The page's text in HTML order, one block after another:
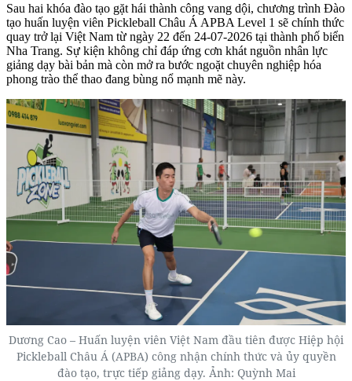
Sau hai khóa đào tạo gặt hái thành công vang dội, chương trình Đào
tạo huấn luyện viên Pickleball Châu Á APBA Level 1 sẽ chính thức
quay trở lại Việt Nam từ ngày 22 đến 24-07-2026 tại thành phố biển
Nha Trang. Sự kiện không chỉ đáp ứng cơn khát nguồn nhân lực
giảng dạy bài bản mà còn mở ra bước ngoặt chuyên nghiệp hóa
phong trào thể thao đang bùng nổ mạnh mẽ này.
Dương Cao – Huấn luyện viên Việt Nam đầu tiên được Hiệp hội
Pickleball Châu Á (APBA) công nhận chính thức và ủy quyền
đào tạo, trực tiếp giảng dạy. Ảnh: Quỳnh Mai